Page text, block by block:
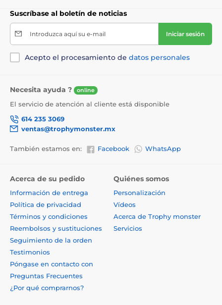
Suscríbase al boletín de noticias
Introduzca aquí su e-mail Iniciar sesión
Acepto el procesamiento de datos personales
Necesita ayuda ? online
El servicio de atención al cliente está disponible
614 235 3069
ventas@trophymonster.mx
También estamos en: Facebook WhatsApp
Acerca de su pedido
Información de entrega
Política de privacidad
Términos y condiciones
Reembolsos y sustituciones
Seguimiento de la orden
Testimonios
Póngase en contacto con
Preguntas Frecuentes
¿Por qué comprarnos?
Quiénes somos
Personalización
Vídeos
Acerca de Trophy monster
Servicios